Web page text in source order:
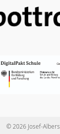
© 2026 Josef-